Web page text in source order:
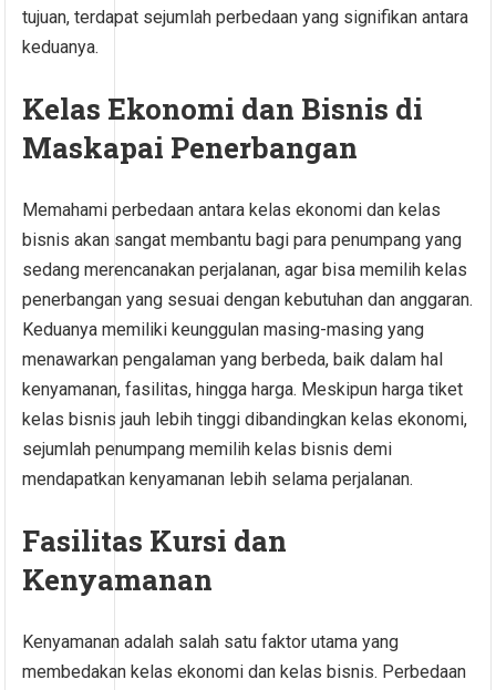
tujuan, terdapat sejumlah perbedaan yang signifikan antara
keduanya.
Kelas Ekonomi dan Bisnis di
Maskapai Penerbangan
Memahami perbedaan antara kelas ekonomi dan kelas
bisnis akan sangat membantu bagi para penumpang yang
sedang merencanakan perjalanan, agar bisa memilih kelas
penerbangan yang sesuai dengan kebutuhan dan anggaran.
Keduanya memiliki keunggulan masing-masing yang
menawarkan pengalaman yang berbeda, baik dalam hal
kenyamanan, fasilitas, hingga harga. Meskipun harga tiket
kelas bisnis jauh lebih tinggi dibandingkan kelas ekonomi,
sejumlah penumpang memilih kelas bisnis demi
mendapatkan kenyamanan lebih selama perjalanan.
Fasilitas Kursi dan
Kenyamanan
Kenyamanan adalah salah satu faktor utama yang
membedakan kelas ekonomi dan kelas bisnis. Perbedaan